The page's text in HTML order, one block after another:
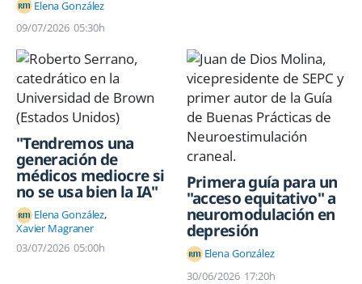
Elena González
09/07/2026 05:30h
"Tendremos una
generación de
médicos mediocre si
no se usa bien la IA"
Elena González
Xavier Magraner
03/07/2026 05:00h
Primera guía para un
"acceso equitativo" a
neuromodulación en
depresión
Elena González
30/06/2026 17:20h